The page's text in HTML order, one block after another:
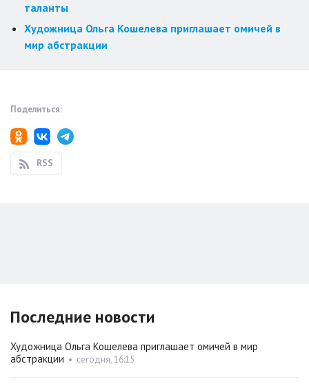
таланты
Художница Ольга Кошелева приглашает омичей в
мир абстракции
Поделиться:
RSS
Последние новости
Художница Ольга Кошелева приглашает омичей в мир
абстракции • сегодня, 16:15